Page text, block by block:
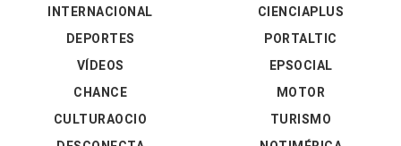
INTERNACIONAL
DEPORTES
VÍDEOS
CIENCIAPLUS
PORTALTIC
EPSOCIAL
CHANCE
CULTURAOCIO
MOTOR
TURISMO